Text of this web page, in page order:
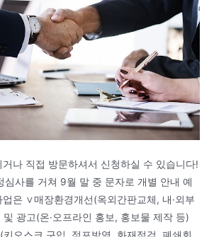
나 직접 방문하셔서 신청하실 수 있습니다!
심사를 거쳐 9월 말 중 문자로 개별 안내 예
은 ∨매장환경개선(옥외간판교체, 내·외부
광고(온·오프라인 홍보, 홍보물 제작 등)